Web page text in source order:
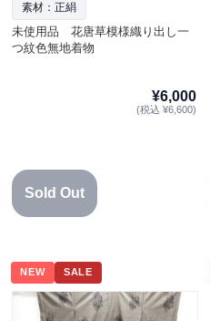
素材：正絹
未使用品 花唐草模様織り出し一
つ紋色無地着物
¥6,000
(税込 ¥6,600)
Sold Out
NEW SALE